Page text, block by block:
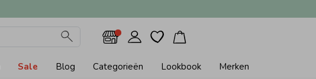
Sale Blog Categorieën Lookbook Merken